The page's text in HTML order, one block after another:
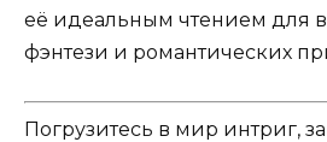
её идеальным чтением для
фэнтези и романтических
Погрузитесь в мир интриг,